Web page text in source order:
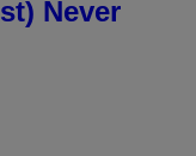
Never